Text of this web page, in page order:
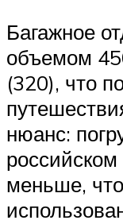
Багажное
объемом
(320), что
нюанс:
меньше, что